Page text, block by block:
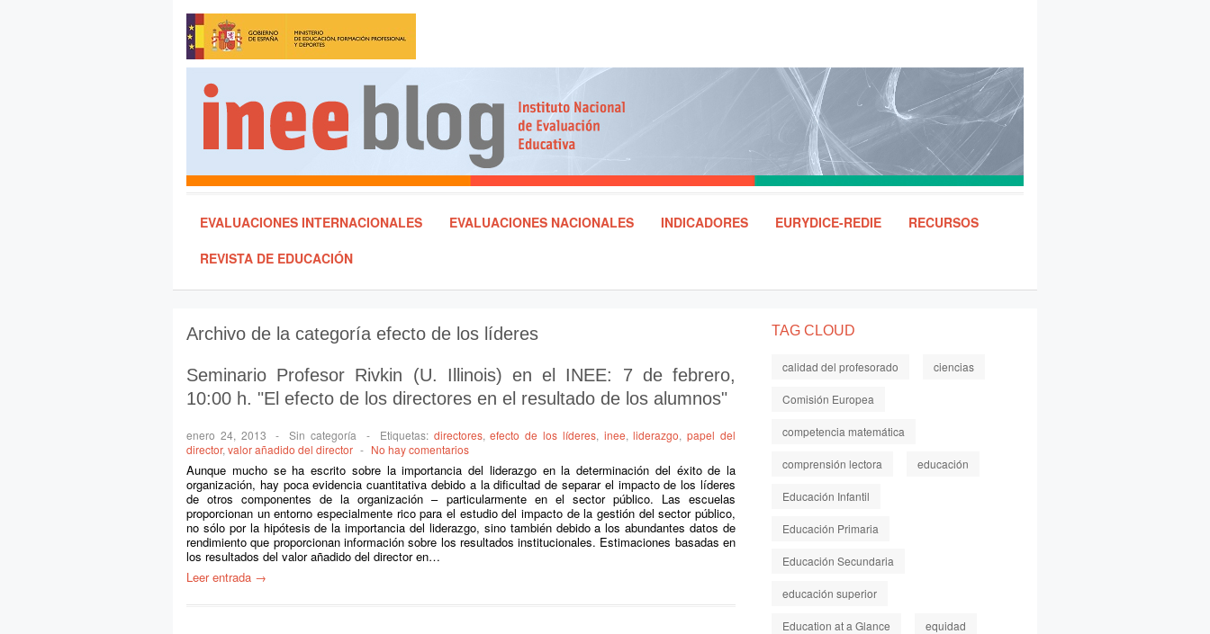
EVALUACIONES INTERNACIONALES EVALUACIONES NACIONALES INDICADORES EURYDICE-REDIE
RECURSOS
REVISTA DE EDUCACIÓN
Archivo de la categoría efecto de los líderes
Seminario Profesor Rivkin (U. Illinois) en el INEE: 7 de febrero,
10:00 h. "El efecto de los directores en el resultado de los alumnos"
enero 24, 2013 - Sin categoría - Etiquetas: directores,efecto de los líderes, inee,liderazgo,papel del
director, valor añadido del director - No hay comentarios
Aunque mucho se ha escrito sobre la importancia del liderazgo en la determinación del éxito de la
organización, hay poca evidencia cuantitativa debido a la dificultad de separar el impacto de los líderes
de otros componentes de la organización – particularmente en el sector público. Las escuelas
proporcionan un entorno especialmente rico para el estudio del impacto de la gestión del sector público,
no sólo por la hipótesis de la importancia del liderazgo, sino también debido a los abundantes datos de
rendimiento que proporcionan información sobre los resultados institucionales. Estimaciones basadas en
los resultados del valor añadido del director en…
Leer entrada →
TAG CLOUD
calidad del profesorado ciencias
Comisión Europea
competencia matemática
comprensión lectora educación
Educación Infantil
Educación Primaria
Educación Secundaria
educación superior
Education at a Glance equidad